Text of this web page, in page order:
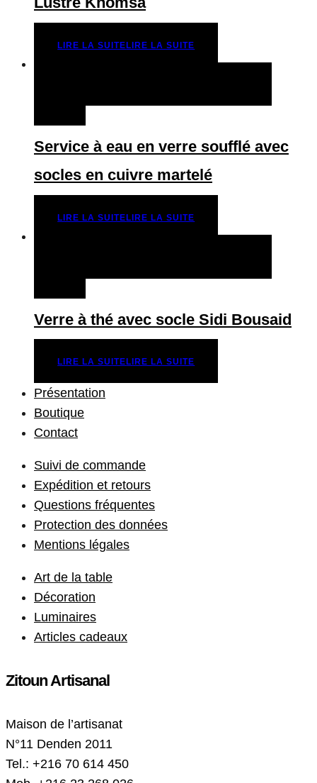
LIRE LA SUITELIRE LA SUITE
Service à eau en verre soufflé avec
socles en cuivre martelé
LIRE LA SUITE LIRE LA SUITE
Verre à thé avec socle Sidi Bousaid
LIRE LA SUITE LIRE LA SUITE
Présentation
Boutique
Contact
Suivi de commande
Expédition et retours
Questions fréquentes
Protection des données
Mentions légales
Art de la table
Décoration
Luminaires
Articles cadeaux
Zitoun Artisanal
Maison de l’artisanat
N°11 Denden 2011
Tel.: +216 70 614 450